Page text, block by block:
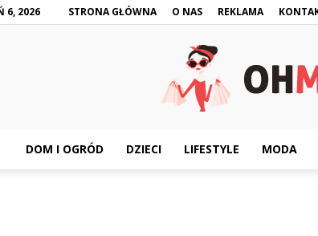
6, 2026 STRONA GŁÓWNA O NAS REKLAMA
DOM I OGRÓD DZIECI LIFESTYLE MODA